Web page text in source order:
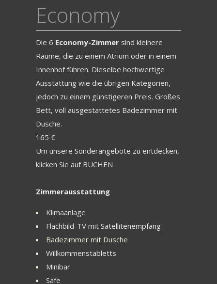
Economy
Die 6 Economy-Zimmer sind kleinere
Räume, die zu einem Atrium oder in einem
Innenhof führen. Dieselbe hochwertige
Ausstattung wie die übrigen Kategorien,
jedoch zu einem günstigeren Preis. Großes
Bett, voll ausgestattetes Badezimmer mit
Dusche.
165 €
Um unsere Sonderangebote zu entdecken,
klicken Sie auf BUCHEN
Zimmerausstattung
Klimaanlage
Flachbild-TV mit Satellitenempfang
Badezimmer mit Dusche
Willkommenstabletts
Minibar
Safe